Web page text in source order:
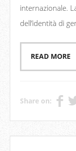
internazionale.
dell’identità di
READ MORE
Share on: